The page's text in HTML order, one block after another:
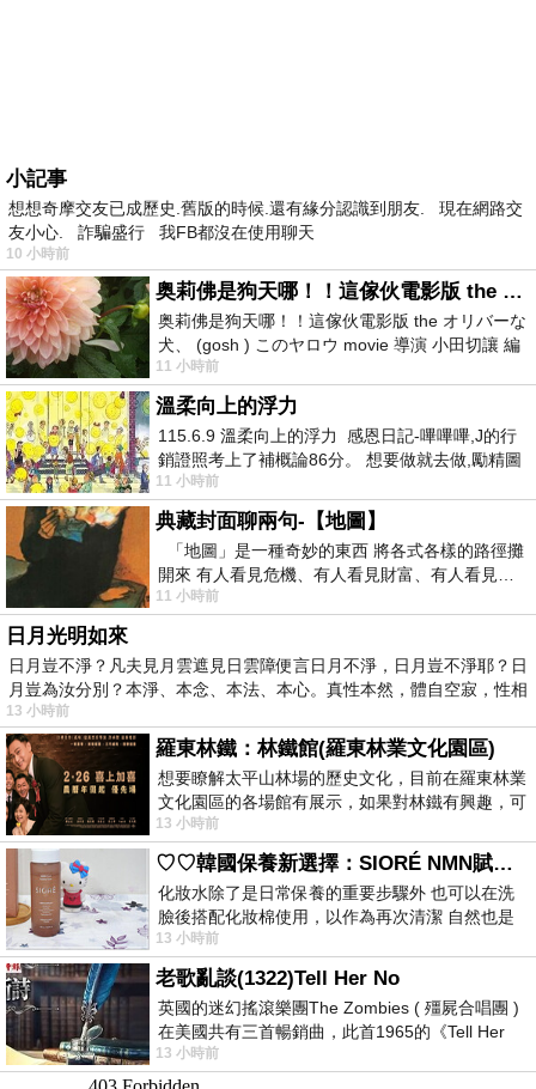
小記事
想想奇摩交友已成歷史.舊版的時候.還有緣分認識到朋友. 現在網路交
友小心. 詐騙盛行 我FB都沒在使用聊天
10 小時前
奥莉佛是狗天哪！！這傢伙電影版 the オリバーな犬、 (gosh ) このヤロウ movie
奥莉佛是狗天哪！！這傢伙電影版 the オリバーな
犬、 (gosh ) このヤロウ movie 導演 小田切讓 編
劇: 小田切讓 主演: 小田切讓
11 小時前
溫柔向上的浮力
115.6.9 溫柔向上的浮力 感恩日記-嗶嗶嗶,J的行
銷證照考上了補概論86分。 想要做就去做,勵精圖
治大成功,也是表法,堅持和努力
11 小時前
典藏封面聊兩句-【地圖】
「地圖」是一種奇妙的東西 將各式各樣的路徑攤
開來 有人看見危機、有人看見財富、有人看見…
從中可以發掘出不同的
11 小時前
日月光明如來
日月豈不淨？凡夫見月雲遮見日雲障便言日月不淨，日月豈不淨耶？日
月豈為汝分別？本淨、本念、本法、本心。真性本然，體自空寂，性相
13 小時前
羅東林鐵：林鐵館(羅東林業文化園區)
想要瞭解太平山林場的歷史文化，目前在羅東林業
文化園區的各場館有展示，如果對林鐵有興趣，可
以到林鐵館。 這裡展示從山下
13 小時前
♡♡韓國保養新選擇：SIORÉ NMN賦活泡泡化妝水♡♡
化妝水除了是日常保養的重要步驟外 也可以在洗
臉後搭配化妝棉使用，以作為再次清潔 自然也是
我的保養必備品項 不過，我對於化妝
13 小時前
老歌亂談(1322)Tell Her No
英國的迷幻搖滾樂團The Zombies ( 殭屍合唱團 )
在美國共有三首暢銷曲，此首1965的《Tell Her
No》即為其中之一，在告示牌百大單曲
13 小時前